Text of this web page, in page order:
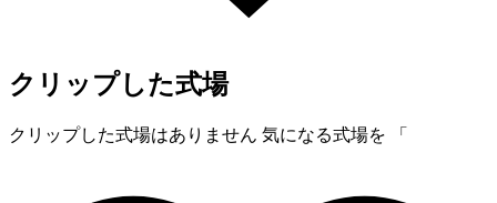
クリップした式場
クリップした式場はありません 気になる式場を 「